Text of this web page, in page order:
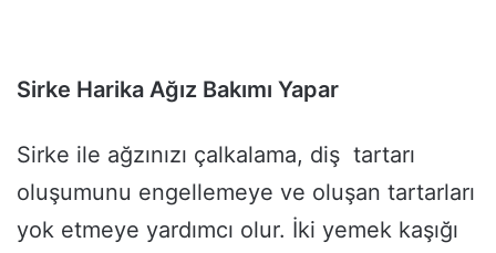
Sirke Harika Ağız Bakımı Yapar
Sirke ile ağzınızı çalkalama, diş tartarı
oluşumunu engellemeye ve oluşan tartarları
yok etmeye yardımcı olur. İki yemek kaşığı